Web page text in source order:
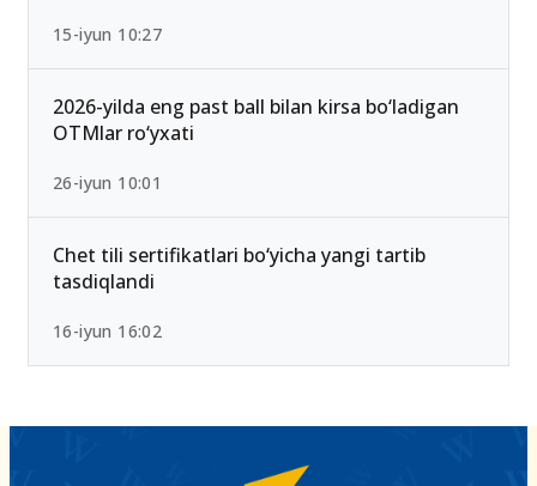
15-iyun 10:27
2026-yilda eng past ball bilan kirsa bo‘ladigan
OTMlar ro‘yxati
26-iyun 10:01
Chet tili sertifikatlari bo‘yicha yangi tartib
tasdiqlandi
16-iyun 16:02